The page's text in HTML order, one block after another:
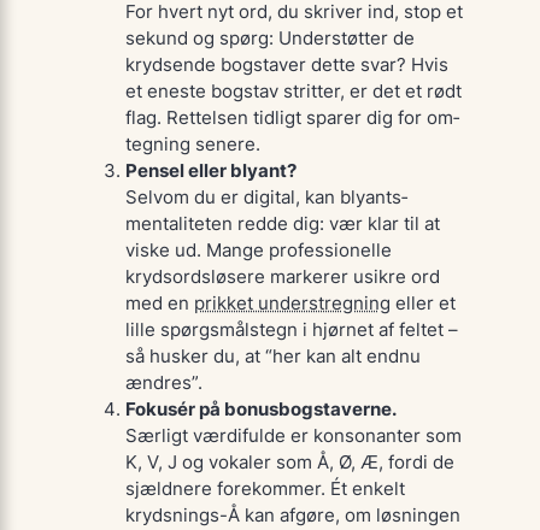
For hvert nyt ord, du skriver ind, stop et
sekund og spørg: Understøtter de
krydsende bogstaver dette svar? Hvis
et eneste bogstav stritter, er det et rødt
flag. Rettelsen tidligt sparer dig for om­
tegning senere.
Pensel eller blyant?
Selvom du er digital, kan blyants­
mentaliteten redde dig: vær klar til at
viske ud. Mange professionelle
krydsordsløsere markerer usikre ord
med en prikket understregning eller et
lille spørgsmålstegn i hjørnet af feltet –
så husker du, at “her kan alt endnu
ændres”.
Fokusér på bonusbogstaverne.
Særligt værdifulde er konsonanter som
K, V, J og vokaler som Å, Ø, Æ, fordi de
sjældnere forekommer. Ét enkelt
krydsnings-Å kan afgøre, om løsningen